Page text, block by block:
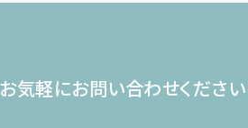
お気軽にお問い合わせください